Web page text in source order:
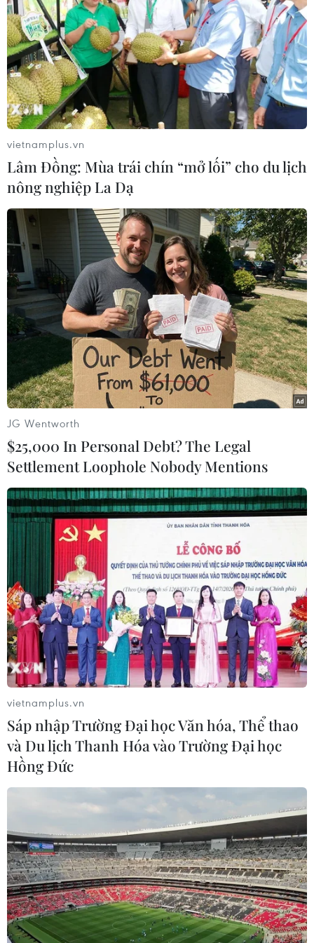
Dân mạng Trung Quốc hô hào ủng hộ
Huawei, tẩy chay Apple
21/05/2019 07:15
Trong động thái phản ứng hành động của Google và
các hãng công nghệ Mỹ, người dùng Trung Quốc đã có
nhiều bài viết ủng hộ hãng Huawei trên mạng xã hội.
Huawei cùng Google tìm cách đối phó với
lệnh cấm của Chính phủ Mỹ
21/05/2019 04:19
Huawei đang thảo luận với phía Google về cách đối
phó với việc chính quyền Mỹ sắp thực thi lệnh cấm các
công ty mua hoặc chuyển giao công nghệ cho tập đoàn
châu Á này.
vietnamplus.vn
Lâm Đồng: Mùa trái chín “mở lối” cho du lịch
nông nghiệp La Dạ
JG Wentworth
$25,000 In Personal Debt? The Legal
Settlement Loophole Nobody Mentions
vietnamplus.vn
Sáp nhập Trường Đại học Văn hóa, Thể thao
và Du lịch Thanh Hóa vào Trường Đại học
Hồng Đức